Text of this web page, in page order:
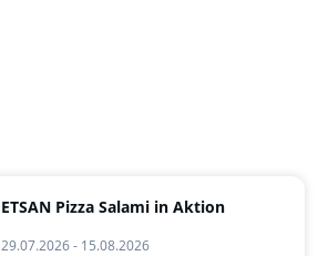
ETSAN Pizza Salami in Aktion
29.07.2026 - 15.08.2026